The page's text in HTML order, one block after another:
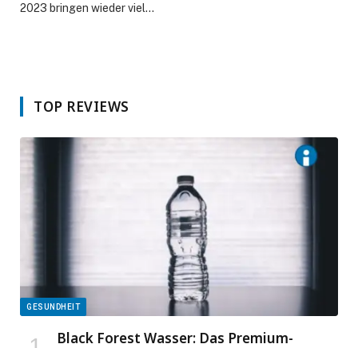
2023 bringen wieder viel…
TOP REVIEWS
GESUNDHEIT
Black Forest Wasser: Das Premium-